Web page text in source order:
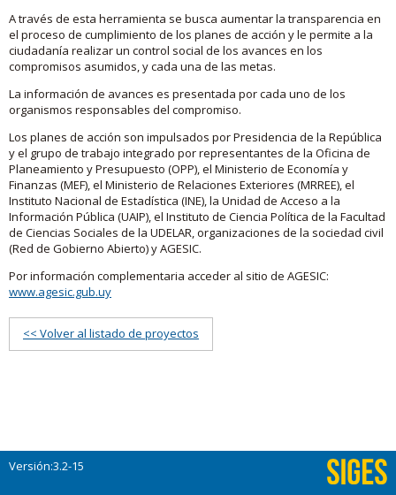
A través de esta herramienta se busca aumentar la transparencia en
el proceso de cumplimiento de los planes de acción y le permite a la
ciudadanía realizar un control social de los avances en los
compromisos asumidos, y cada una de las metas.
La información de avances es presentada por cada uno de los
organismos responsables del compromiso.
Los planes de acción son impulsados por Presidencia de la República
y el grupo de trabajo integrado por representantes de la Oficina de
Planeamiento y Presupuesto (OPP), el Ministerio de Economía y
Finanzas (MEF), el Ministerio de Relaciones Exteriores (MRREE), el
Instituto Nacional de Estadística (INE), la Unidad de Acceso a la
Información Pública (UAIP), el Instituto de Ciencia Política de la Facultad
de Ciencias Sociales de la UDELAR, organizaciones de la sociedad civil
(Red de Gobierno Abierto) y AGESIC.
Por información complementaria acceder al sitio de AGESIC:
www.agesic.gub.uy
<< Volver al listado de proyectos
Versión:3.2-15